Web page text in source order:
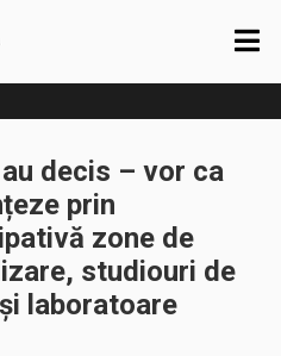
decis – vor ca
prin
zone de
studiouri de
laboratoare